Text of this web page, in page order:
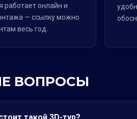
работает онлайн и
— ссылку можно
весь год.
ВОПРОСЫ